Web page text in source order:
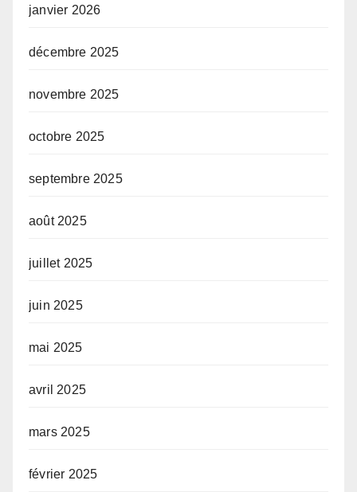
janvier 2026
décembre 2025
novembre 2025
octobre 2025
septembre 2025
août 2025
juillet 2025
juin 2025
mai 2025
avril 2025
mars 2025
février 2025